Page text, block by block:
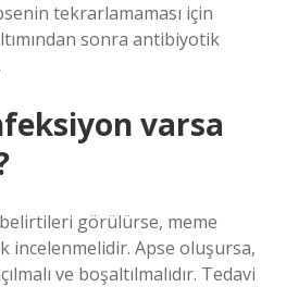
tekrarlamaması için
sonra antibiyotik
varsa
görülürse, meme
incelenmelidir. Apse oluşursa,
ve boşaltılmalıdır. Tedavi